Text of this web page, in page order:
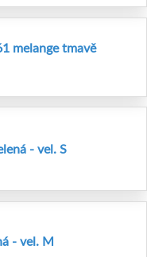
melange tmavě
- vel. S
- vel. M